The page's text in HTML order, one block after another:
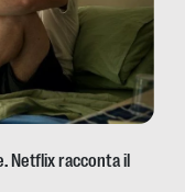
Netflix racconta il